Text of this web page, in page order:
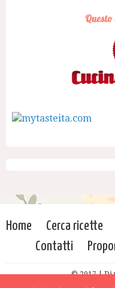
Home Cerca ricette
Contatti
© 2017 | Di